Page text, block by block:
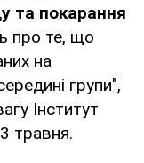
та покарання
про те, що
на
групи",
Інститут
травня.